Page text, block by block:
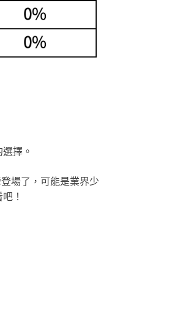
擇。
登場了，可能是業界少
！